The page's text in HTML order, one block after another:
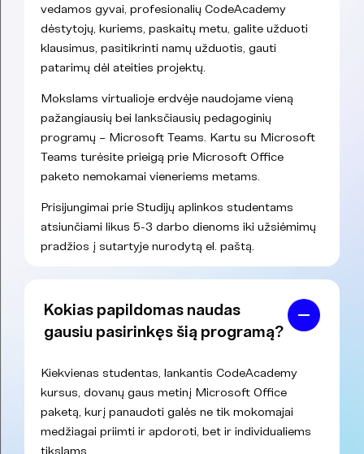
vedamos gyvai, profesionalių CodeAcademy
dėstytojų, kuriems, paskaitų metu, galite užduoti
klausimus, pasitikrinti namų užduotis, gauti
patarimų dėl ateities projektų.
Mokslams virtualioje erdvėje naudojame vieną
pažangiausių bei lanksčiausių pedagoginių
programų – Microsoft Teams. Kartu su Microsoft
Teams turėsite prieigą prie Microsoft Office
paketo nemokamai vieneriems metams.
Prisijungimai prie Studijų aplinkos studentams
atsiunčiami likus 5-3 darbo dienoms iki užsiėmimų
pradžios į sutartyje nurodytą el. paštą.
Kokias papildomas naudas
gausiu pasirinkęs šią programą?
Kiekvienas studentas, lankantis CodeAcademy
kursus, dovanų gaus metinį Microsoft Office
paketą, kurį panaudoti galės ne tik mokomajai
medžiagai priimti ir apdoroti, bet ir individualiems
tikslams.